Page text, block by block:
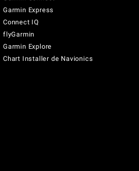
Garmin Express
Connect IQ
flyGarmin
Garmin Explore
Chart Installer de Navionics